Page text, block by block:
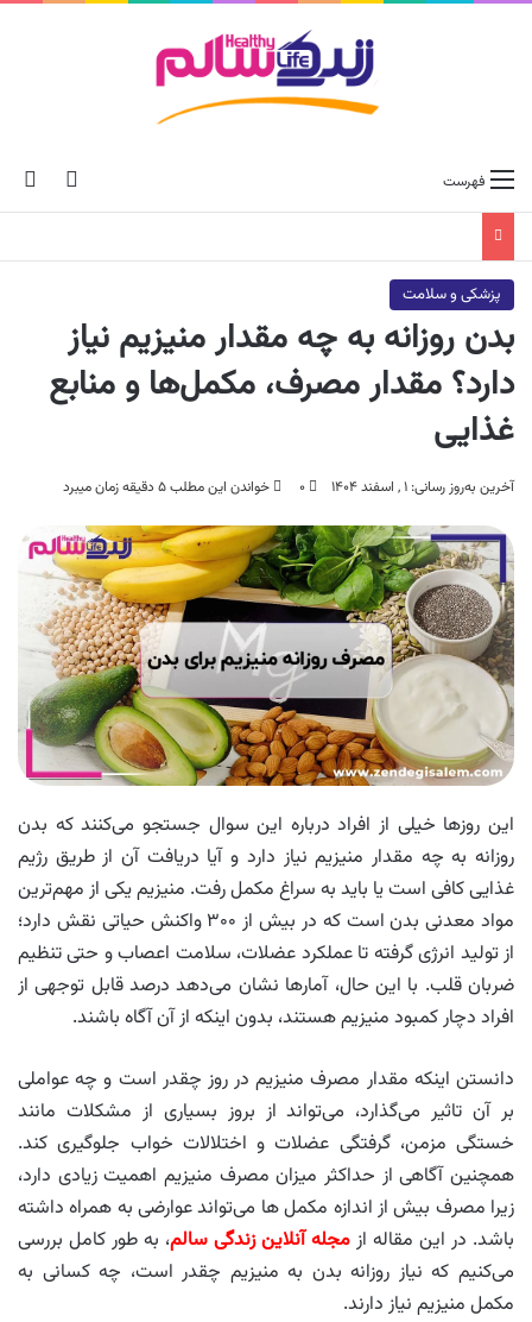
skin فهرست
پزشکی و سلامت
بدن روزانه به چه مقدار منیزیم نیاز
دارد؟ مقدار مصرف، مکمل‌ها و منابع
غذایی
آخرین به‌روز رسانی: ۱ , اسفند ۱۴۰۴ ۰ خواندن این مطلب ۵ دقیقه زمان میبرد
این روزها خیلی از افراد درباره این سوال جستجو می‌کنند که بدن
روزانه به چه مقدار منیزیم نیاز دارد و آیا دریافت آن از طریق رژیم
غذایی کافی است یا باید به سراغ مکمل رفت. منیزیم یکی از مهم‌ترین
مواد معدنی بدن است که در بیش از ۳۰۰ واکنش حیاتی نقش دارد؛
از تولید انرژی گرفته تا عملکرد عضلات، سلامت اعصاب و حتی تنظیم
ضربان قلب. با این حال، آمارها نشان می‌دهد درصد قابل توجهی از
افراد دچار کمبود منیزیم هستند، بدون اینکه از آن آگاه باشند.
دانستن اینکه مقدار مصرف منیزیم در روز چقدر است و چه عواملی
بر آن تاثیر می‌گذارد، می‌تواند از بروز بسیاری از مشکلات مانند
خستگی مزمن، گرفتگی عضلات و اختلالات خواب جلوگیری کند.
همچنین آگاهی از حداکثر میزان مصرف منیزیم اهمیت زیادی دارد،
زیرا مصرف بیش از اندازه مکمل ها می‌تواند عوارضی به همراه داشته
باشد. در این مقاله از مجله آنلاین زندگی سالم، به طور کامل بررسی
می‌کنیم که نیاز روزانه بدن به منیزیم چقدر است، چه کسانی به
مکمل منیزیم نیاز دارند.